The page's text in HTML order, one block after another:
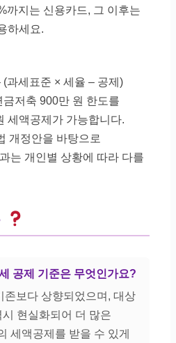
까지는 신용카드, 그 이후는
하세요.
과세표준 × 세율 – 공제)
금저축 900만 원 한도를
세액공제가 가능합니다.
개정안을 바탕으로
는 개인별 상황에 따라 다를
공제 기준은 무엇인가요?
존보다 상향되었으며, 대상
현실화되어 더 많은
세액공제를 받을 수 있게